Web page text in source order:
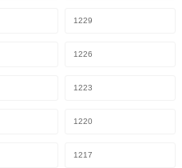
1229
1226
1223
1220
1217